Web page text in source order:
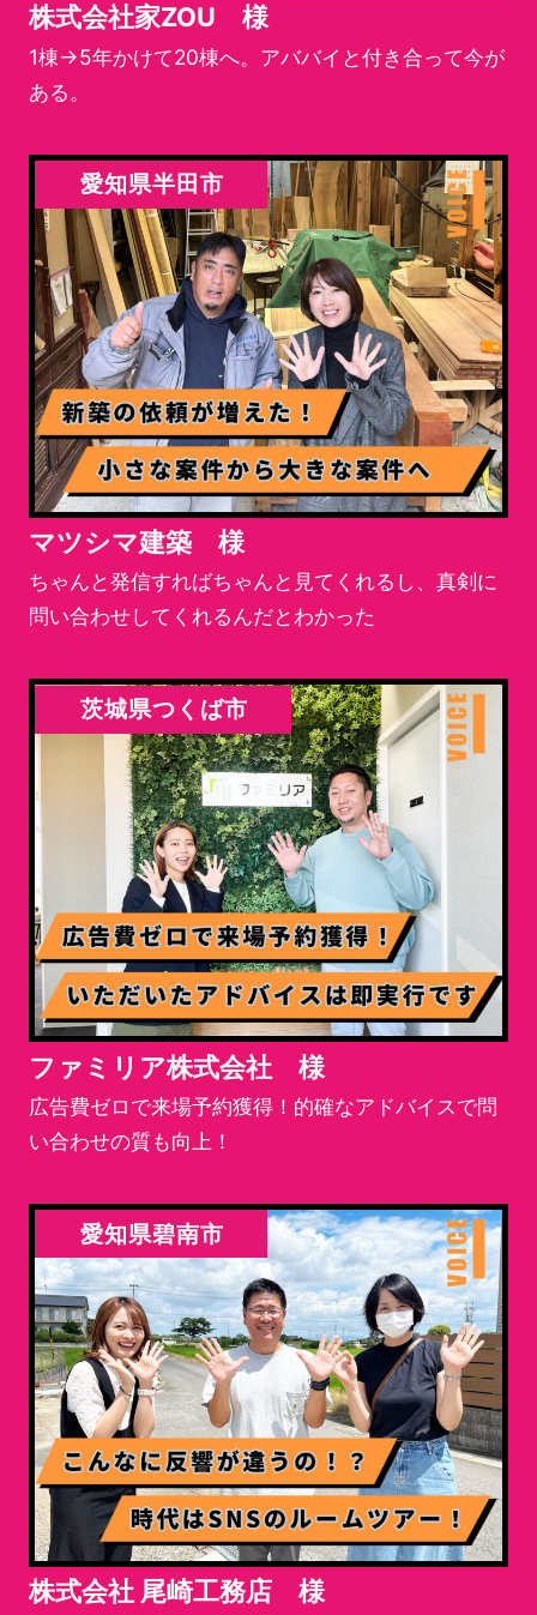
株式会社家ZOU 様
1棟→5年かけて20棟へ。アババイと付き合って今が
ある。
愛知県半田市
マツシマ建築 様
ちゃんと発信すればちゃんと見てくれるし、真剣に
問い合わせしてくれるんだとわかった
茨城県つくば市
ファミリア株式会社 様
広告費ゼロで来場予約獲得！的確なアドバイスで問
い合わせの質も向上！
愛知県碧南市
株式会社 尾崎工務店 様